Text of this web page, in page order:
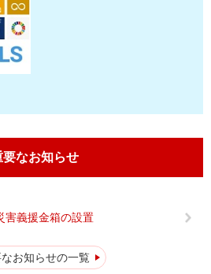
要なお知らせ
害義援金箱の設置
お知らせの一覧